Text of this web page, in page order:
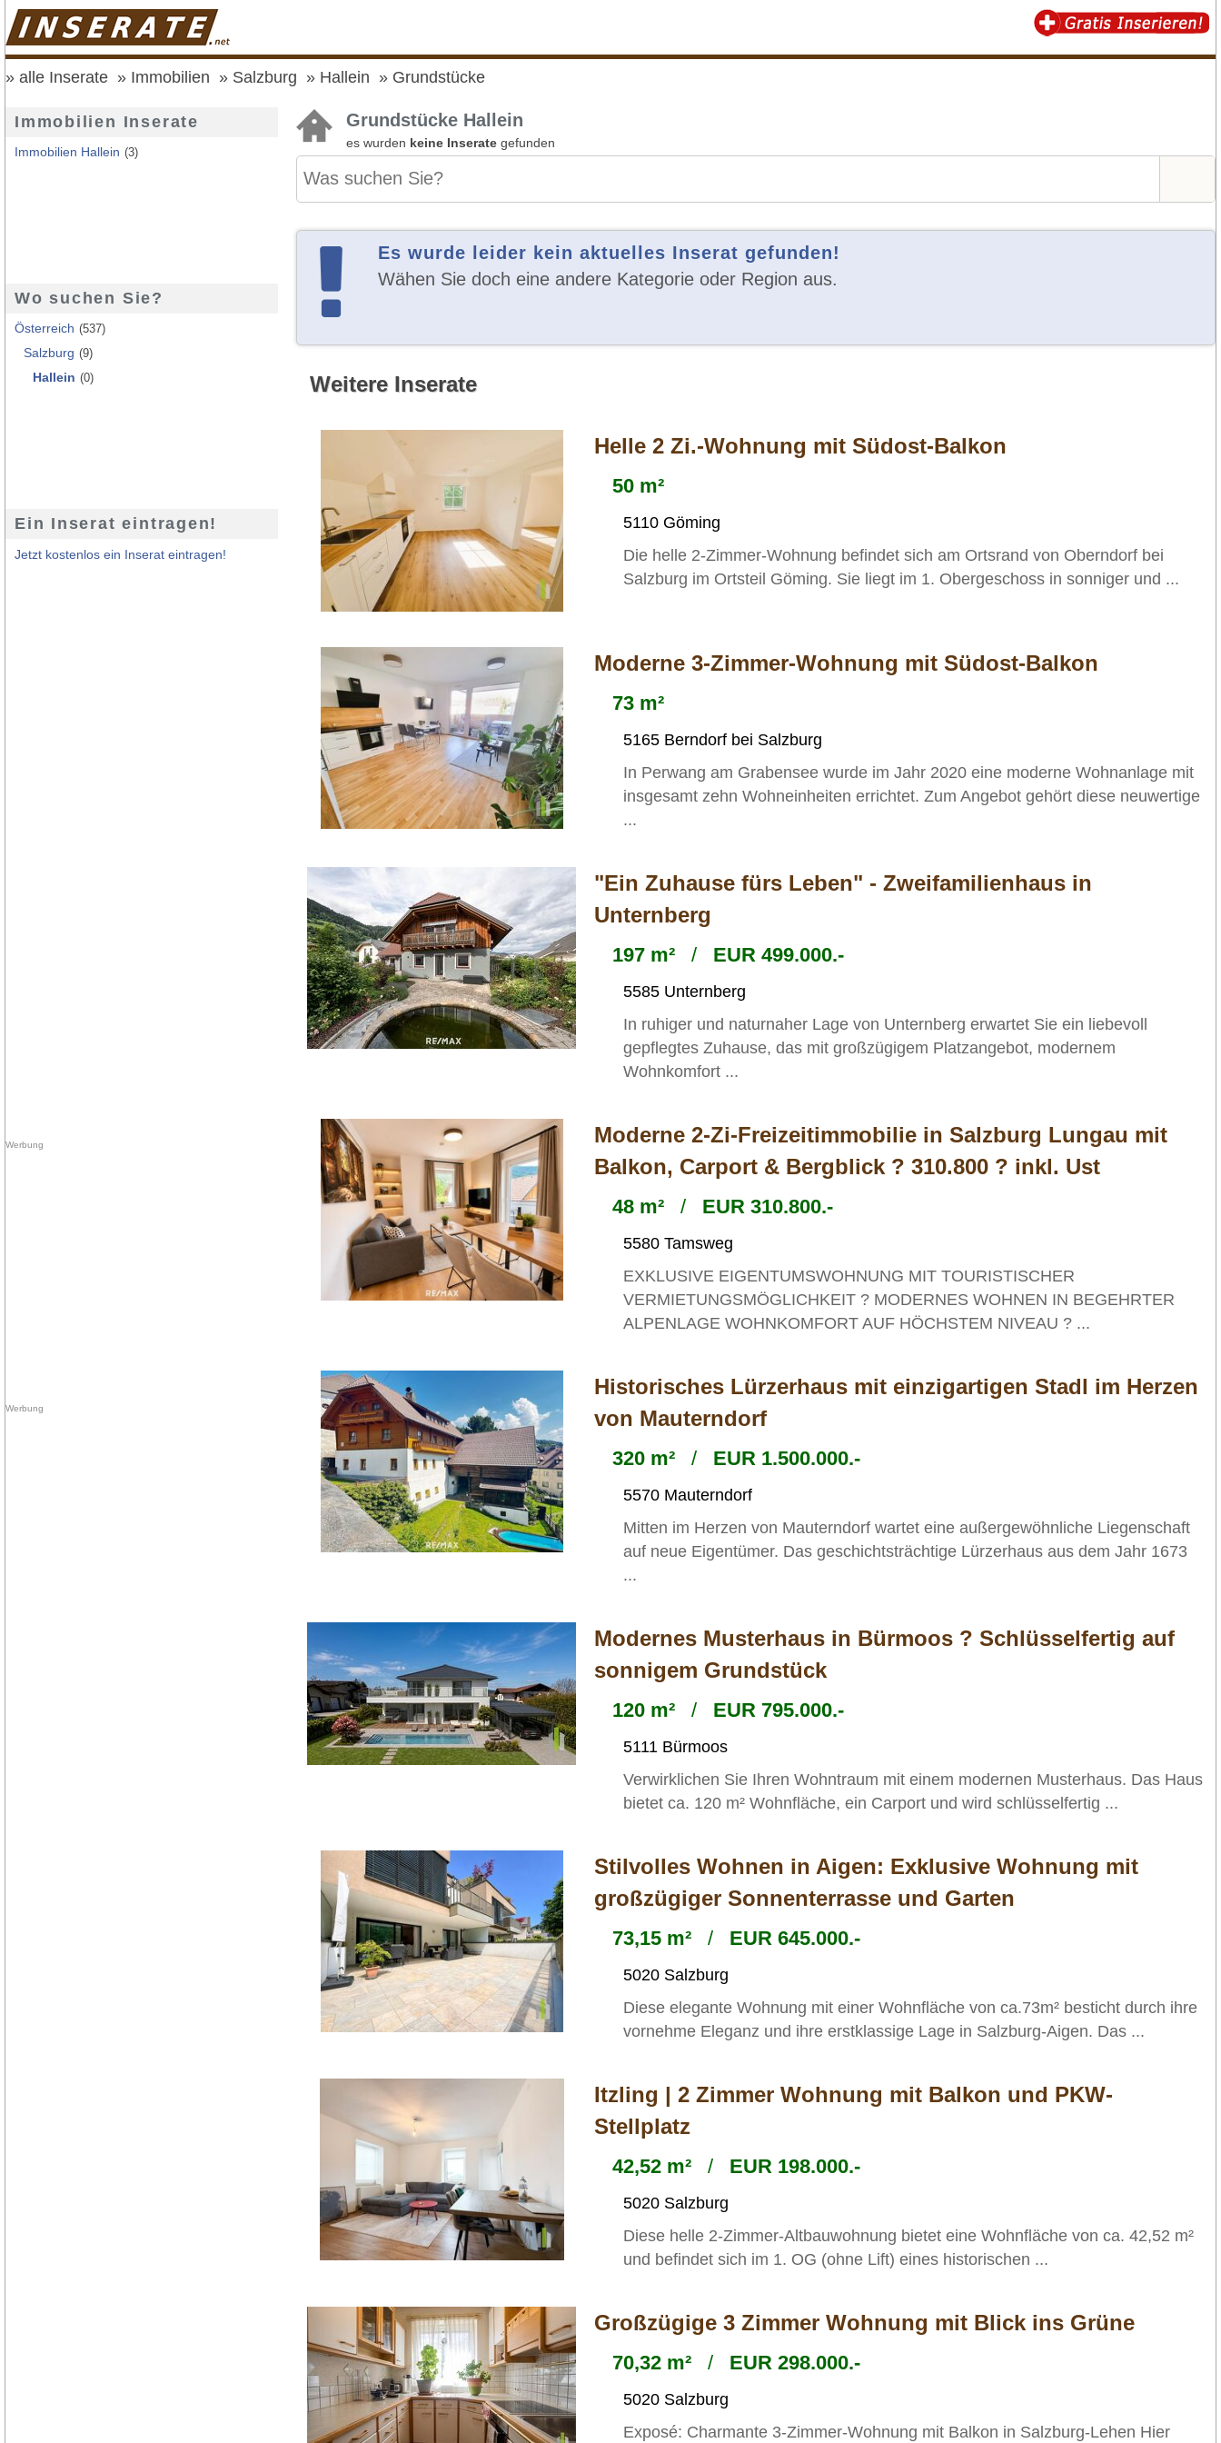
alle Inserate Immobilien Salzburg Hallein Grundstücke
Grundstücke Hallein
es wurden keine Inserate gefunden
Es wurde leider kein aktuelles Inserat gefunden!
Wähen Sie doch eine andere Kategorie oder Region aus.
Weitere Inserate
Helle 2 Zi.-Wohnung mit Südost-Balkon
50 m²
5110 Göming
Die helle 2-Zimmer-Wohnung befindet sich am Ortsrand von Oberndorf bei
Salzburg im Ortsteil Göming. Sie liegt im 1. Obergeschoss in sonniger und ...
Moderne 3-Zimmer-Wohnung mit Südost-Balkon
73 m²
5165 Berndorf bei Salzburg
In Perwang am Grabensee wurde im Jahr 2020 eine moderne Wohnanlage mit
insgesamt zehn Wohneinheiten errichtet. Zum Angebot gehört diese neuwertige
...
"Ein Zuhause fürs Leben" - Zweifamilienhaus in
Unternberg
197 m² / EUR 499.000.-
5585 Unternberg
In ruhiger und naturnaher Lage von Unternberg erwartet Sie ein liebevoll
gepflegtes Zuhause, das mit großzügigem Platzangebot, modernem
Wohnkomfort ...
Moderne 2-Zi-Freizeitimmobilie in Salzburg Lungau mit
Balkon, Carport & Bergblick ? 310.800 ? inkl. Ust
48 m² / EUR 310.800.-
5580 Tamsweg
EXKLUSIVE EIGENTUMSWOHNUNG MIT TOURISTISCHER
VERMIETUNGSMÖGLICHKEIT ? MODERNES WOHNEN IN BEGEHRTER
ALPENLAGE WOHNKOMFORT AUF HÖCHSTEM NIVEAU ? ...
Historisches Lürzerhaus mit einzigartigen Stadl im Herzen
von Mauterndorf
320 m² / EUR 1.500.000.-
5570 Mauterndorf
Mitten im Herzen von Mauterndorf wartet eine außergewöhnliche Liegenschaft
auf neue Eigentümer. Das geschichtsträchtige Lürzerhaus aus dem Jahr 1673
...
Modernes Musterhaus in Bürmoos ? Schlüsselfertig auf
sonnigem Grundstück
120 m² / EUR 795.000.-
5111 Bürmoos
Verwirklichen Sie Ihren Wohntraum mit einem modernen Musterhaus. Das Haus
bietet ca. 120 m² Wohnfläche, ein Carport und wird schlüsselfertig ...
Stilvolles Wohnen in Aigen: Exklusive Wohnung mit
großzügiger Sonnenterrasse und Garten
73,15 m² / EUR 645.000.-
5020 Salzburg
Diese elegante Wohnung mit einer Wohnfläche von ca.73m² besticht durch ihre
vornehme Eleganz und ihre erstklassige Lage in Salzburg-Aigen. Das ...
Itzling | 2 Zimmer Wohnung mit Balkon und PKW-
Stellplatz
42,52 m² / EUR 198.000.-
5020 Salzburg
Diese helle 2-Zimmer-Altbauwohnung bietet eine Wohnfläche von ca. 42,52 m²
und befindet sich im 1. OG (ohne Lift) eines historischen ...
Großzügige 3 Zimmer Wohnung mit Blick ins Grüne
70,32 m² / EUR 298.000.-
5020 Salzburg
Exposé: Charmante 3-Zimmer-Wohnung mit Balkon in Salzburg-Lehen Hier
Immobilien Inserate
Immobilien Hallein (3)
Wo suchen Sie?
Österreich (537)
Salzburg (9)
Hallein (0)
Ein Inserat eintragen!
Jetzt kostenlos ein Inserat eintragen!